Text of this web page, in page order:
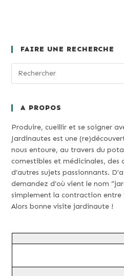
FAIRE UNE RECHERCHE
A PROPOS
Produire, cueillir et se soigner
Jardinautes est une
nous entoure, au travers du
comestibles et médicinales, des
d’autres sujets passionnants.
demandez d’où vient le nom
simplement la contraction entre
Alors bonne visite jardinaute !